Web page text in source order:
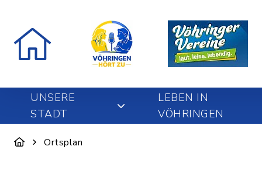
UNSERE
STADT
LEBEN IN
VÖHRINGEN
Ortsplan